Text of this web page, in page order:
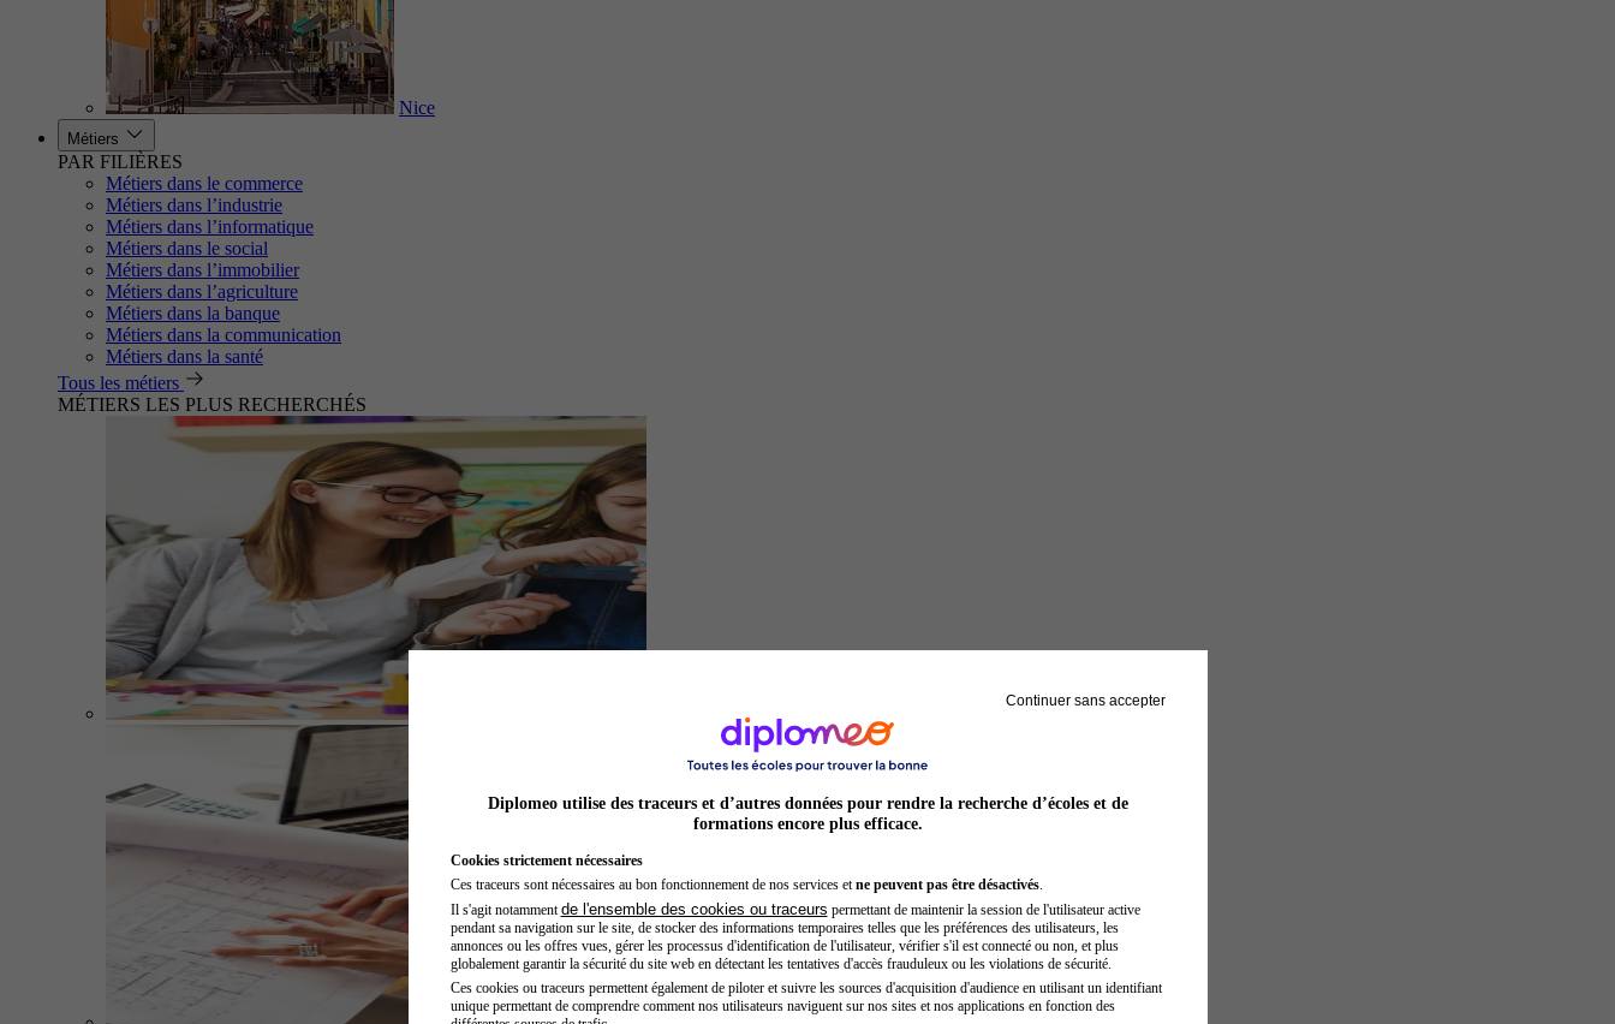
Nice
Métiers
PAR FILIÈRES
Métiers dans le commerce
Métiers dans l’industrie
Métiers dans l’informatique
Métiers dans le social
Métiers dans l’immobilier
Métiers dans l’agriculture
Métiers dans la banque
Métiers dans la communication
Métiers dans la santé
Tous les métiers
MÉTIERS LES PLUS RECHERCHÉS
Auxiliaire de puériculture
Continuer sans accepter
Diplomeo utilise des traceurs et d’autres données pour rendre la recherche d’écoles et de
formations encore plus efficace.
Cookies strictement nécessaires
Ces traceurs sont nécessaires au bon fonctionnement de nos services et ne peuvent pas être désactivés.
Il s'agit notamment de l'ensemble des cookies ou traceurs permettant de maintenir la session de l'utilisateur active
pendant sa navigation sur le site, de stocker des informations temporaires telles que les préférences des utilisateurs, les
annonces ou les offres vues, gérer les processus d'identification de l'utilisateur, vérifier s'il est connecté ou non, et plus
globalement garantir la sécurité du site web en détectant les tentatives d'accès frauduleux ou les violations de sécurité.
Ces cookies ou traceurs permettent également de piloter et suivre les sources d'acquisition d'audience en utilisant un identifiant
unique permettant de comprendre comment nos utilisateurs naviguent sur nos sites et nos applications en fonction des